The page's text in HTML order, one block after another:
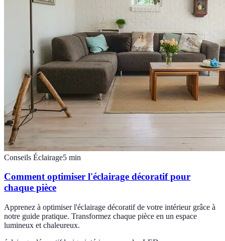
Conseils Éclairage5 min
Comment optimiser l'éclairage décoratif pour
chaque pièce
Apprenez à optimiser l'éclairage décoratif de votre intérieur grâce à
notre guide pratique. Transformez chaque pièce en un espace
lumineux et chaleureux.